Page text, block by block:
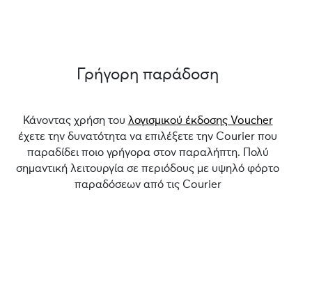
Γρήγορη παράδοση
Κάνοντας χρήση του λογισμικού έκδοσης Voucher
έχετε την δυνατότητα να επιλέξετε την Courier που
παραδίδει ποιο γρήγορα στον παραλήπτη. Πολύ
σημαντική λειτουργία σε περιόδους με υψηλό φόρτο
παραδόσεων από τις Courier